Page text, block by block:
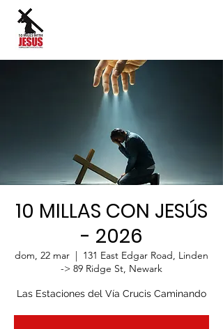
10 MILLAS CON JESÚS
- 2026
dom, 22 mar
  |
131 East Edgar Road, Linden
-> 89 Ridge St, Newark
Las Estaciones del Vía Crucis Caminando